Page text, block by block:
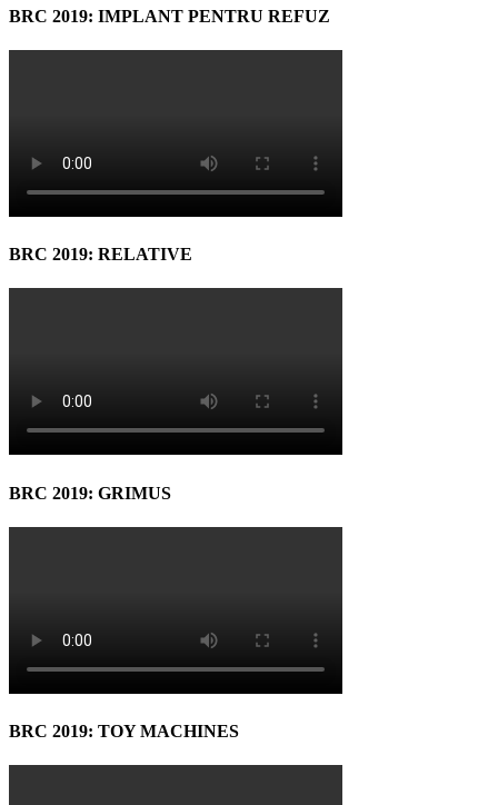
BRC 2019: IMPLANT PENTRU REFUZ
BRC 2019: RELATIVE
BRC 2019: GRIMUS
BRC 2019: TOY MACHINES